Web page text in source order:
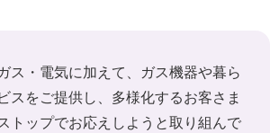
ス・電気に加えて、ガス機器や暮ら
スをご提供し、多様化するお客さま
トップでお応えしようと取り組んで